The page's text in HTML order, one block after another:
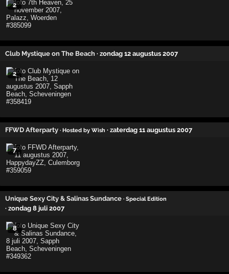
2
Club Mystique on The Beach · zondag 12 augustus 2007
2
FFWD Afterparty · Hosted by Wish · zaterdag 11 augustus 2007
7
Unique Sexy City & Salinas Sundance · Special Edition
· zondag 8 juli 2007
8